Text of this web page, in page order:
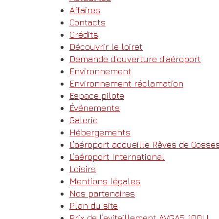
Affaires
Contacts
Crédits
Découvrir le loiret
Demande d’ouverture d’aéroport
Environnement
Environnement réclamation
Espace pilote
Événements
Galerie
Hébergements
L’aéroport accueille Rêves de
L’aéroport International
Loisirs
Mentions légales
Nos partenaires
Plan du site